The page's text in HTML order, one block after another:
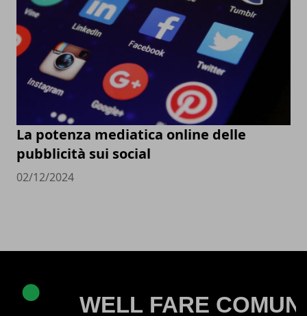
La potenza mediatica online delle
pubblicità sui social
02/12/2024